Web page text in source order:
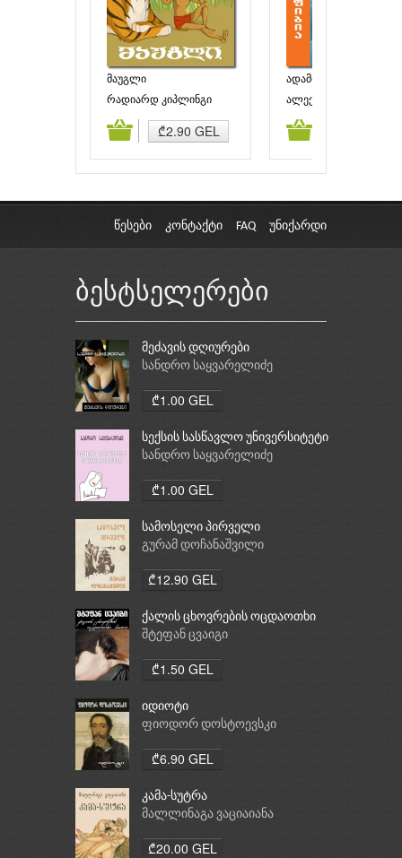
მაუგლი
რადიარდ კიპლინგი
₾2.90 GEL
ადამიანი-ამფიბია
ალექსანდრე
კალათაში დამატება კალათაში
წესები კონტაქტი FAQ უნიქარდი
ბესტსელერები
მეძავის დღიურები
სანდრო საყვარელიძე
₾1.00 GEL
სექსის სასწავლო უნივერსიტეტი
სანდრო საყვარელიძე
₾1.00 GEL
სამოსელი პირველი
გურამ დოჩანაშვილი
₾12.90 GEL
ქალის ცხოვრების ოცდაოთხი
საათი
შტეფან ცვაიგი
₾1.50 GEL
იდიოტი
ფიოდორ დოსტოევსკი
₾6.90 GEL
კამა-სუტრა
მალლინაგა ვაციაიანა
₾20.00 GEL